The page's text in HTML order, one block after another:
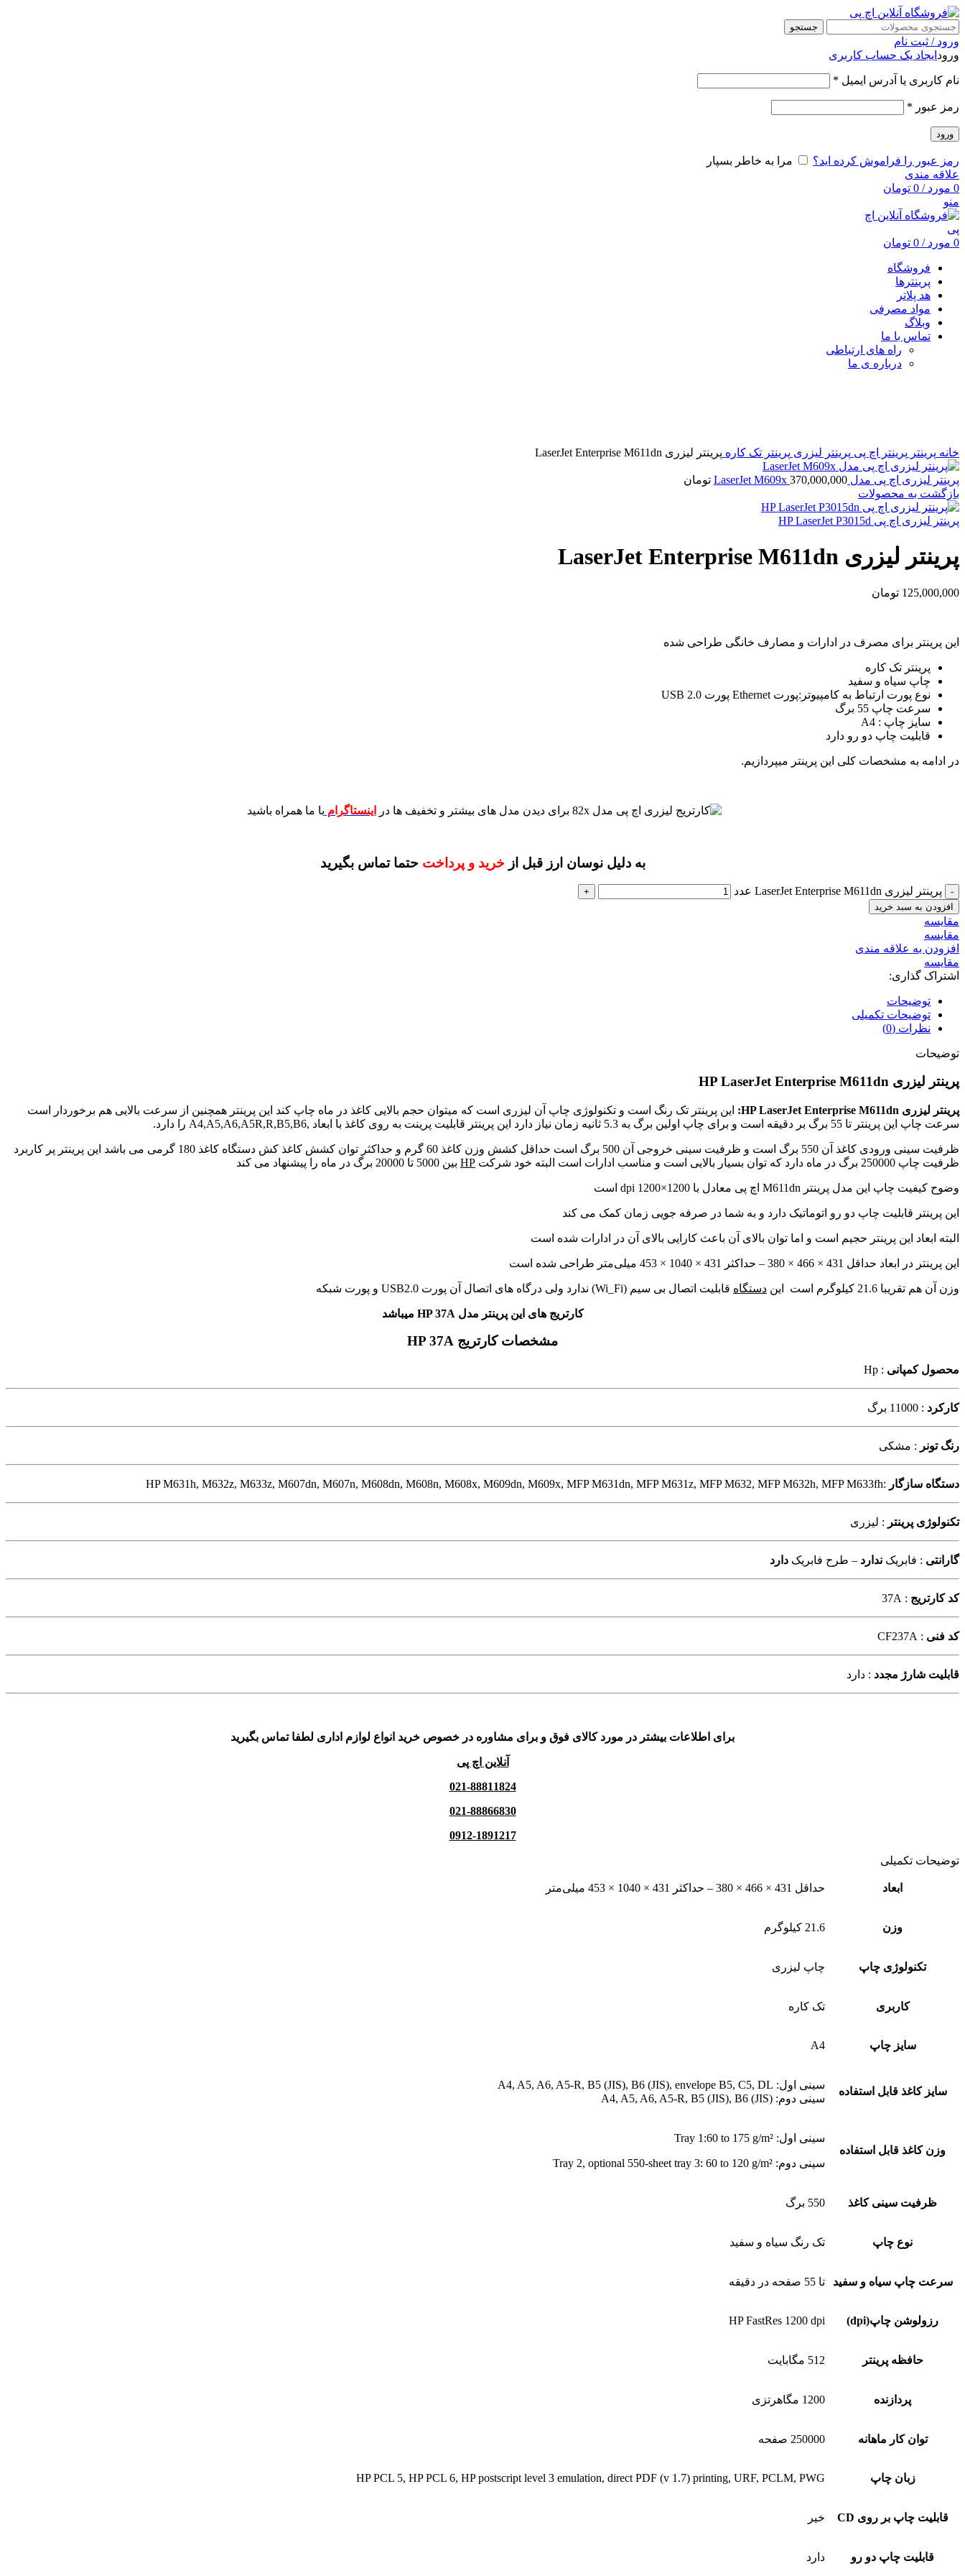
جستجو
ورود / ثبت نام
ورود ایجاد یک حساب کاربری
نام کاربری یا آدرس ایمیل *
رمز عبور *
ورود
رمز عبور را فراموش کرده اید؟
مرا به خاطر بسپار
علاقه مندی
0 مورد /
0 تومان
منو
0 مورد /
0 تومان
فروشگاه
پرینترها
هد پلاتر
مواد مصرفی
وبلاگ
تماس با ما
راه های ارتباطی
درباره ی ما
خانه پرینتر پرینتر اچ پی پرینتر لیزری پرینتر تک کاره پرینتر لیزری LaserJet Enterprise M611dn
پرینتر لیزری اچ پی مدل LaserJet M609x 370,000,000
تومان
بازگشت به محصولات
پرینتر لیزری اچ پی HP LaserJet P3015d
پرینتر لیزری LaserJet Enterprise M611dn
125,000,000 تومان
این پرینتر برای مصرف در ادارات و مصارف خانگی طراحی شده
پرینتر تک کاره
چاپ سیاه و سفید
نوع پورت ارتباط به کامپیوتر:پورت Ethernet پورت USB 2.0
سرعت چاپ 55 برگ
سایز چاپ : A4
قابلیت چاپ دو رو دارد
در ادامه به مشخصات کلی این پرینتر میپردازیم.
برای دیدن مدل های بیشتر و تخفیف ها در اینستاگرام با ما همراه باشید
به دلیل نوسان ارز قبل از خرید و پرداختحتما تماس بگیرید
پرینتر لیزری LaserJet Enterprise M611dn عدد
افزودن به سبد خرید
مقايسه
مقایسه
افزودن به علاقه مندی
مقایسه
اشتراک گذاری:
توضیحات
توضیحات تکمیلی
نظرات (0)
توضیحات
پرینتر لیزری HP LaserJet Enterprise M611dn
پرینتر لیزری HP LaserJet Enterprise M611dn:
این پرینتر تک رنگ است و تکنولوژی چاپ آن لیزری است که میتوان حجم بالایی کاغذ در ماه چاپ کند این پرینتر همچنین از سرعت بالایی هم برخوردار است
سرعت چاپ این پرینتر تا 55 برگ بر دقیقه است و برای چاپ اولین برگ به 5.3 ثانیه زمان نیاز دارد این پرینتر قابلیت پرینت به روی کاغذ با ابعاد ,A4,A5,A6,A5R,R,B5,B6 را دارد.
ظرفیت سینی ورودی کاغذ آن 550 برگ است و ظرفیت سینی خروجی آن 500 برگ است حداقل کشش وزن کاغذ 60 گرم و حداکثر توان کشش کاغذ کش دستگاه کاغذ 180 گرمی می باشد این پرینتر پر کاربرد
ظرفیت چاپ 250000 برگ در ماه دارد که توان بسیار بالایی است و مناسب ادارات است البته خود شرکت
HP بین 5000 تا 20000 برگ در ماه را پیشنهاد می کند
وضوح کیفیت چاپ این مدل پرینتر M611dn اچ پی معادل با 1200×1200 dpi است
این پرینتر قابلیت چاپ دو رو اتوماتیک دارد و به شما در صرفه جویی زمان کمک می کند
البته ابعاد این پرینتر حجیم است و اما توان بالای آن باعث کارایی بالای آن در ادارات شده است
این پرینتر در ابعاد حداقل 431 × 466 × 380 – حداکثر 431 × 1040 × 453 میلی‌متر طراحی شده است
وزن آن هم تقریبا 21.6 کیلوگرم است این دستگاه قابلیت اتصال بی سیم (Wi_Fi) ندارد ولی درگاه های اتصال آن پورت USB2.0 و پورت شبکه
کارتریج های این پرینتر مدل HP 37A میباشد
مشخصات کارتریج HP 37A
محصول کمپانی : Hp
کارکرد : 11000 برگ
رنگ تونر : مشکی
دستگاه سازگار :HP M631h, M632z, M633z, M607dn, M607n, M608dn, M608n, M608x, M609dn, M609x, MFP M631dn, MFP M631z, MFP M632, MFP M632h, MFP M633fh
تکنولوژی پرینتر : لیزری
گارانتی : فابریک ندارد – طرح فابریک دارد
کد کارتریج : 37A
کد فنی : CF237A
قابلیت شارژ مجدد : دارد
برای اطلاعات بیشتر در مورد کالای فوق و برای مشاوره در خصوص خرید انواع لوازم اداری لطفا تماس بگیرید
آنلاین اچ پی
021-88811824
021-88866830
0912-1891217
توضیحات تکمیلی
ابعاد حداقل 431 × 466 × 380 – حداکثر 431 × 1040 × 453 میلی‌متر
وزن 21.6 کیلوگرم
تکنولوژی چاپ چاپ لیزری
کاربری تک کاره
سایز چاپ A4
سایز کاغذ قابل استفاده
سینی اول: A4, A5, A6, A5-R, B5 (JIS), B6 (JIS), envelope B5, C5, DL
سینی دوم: A4, A5, A6, A5-R, B5 (JIS), B6 (JIS)
وزن کاغذ قابل استفاده
سینی اول: Tray 1:60 to 175 g/m²
سینی دوم: Tray 2, optional 550-sheet tray 3: 60 to 120 g/m²
ظرفیت سینی کاغذ 550 برگ
نوع چاپ تک رنگ سیاه و سفید
سرعت چاپ سیاه و سفید تا 55 صفحه در دقیقه
رزولوشن چاپ(dpi) HP FastRes 1200 dpi
حافظه پرینتر 512 مگابایت
پردازنده 1200 مگاهرتزی
توان کار ماهانه 250000 صفحه
زبان چاپ HP PCL 5, HP PCL 6, HP postscript level 3 emulation, direct PDF (v 1.7) printing, URF, PCLM, PWG
قابلیت چاپ بر روی CD خیر
قابلیت چاپ دو رو دارد